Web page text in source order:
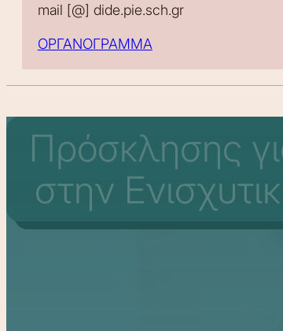
mail [@] dide.pie.sch.gr
ΟΡΓΑΝΟΓΡΑΜΜΑ
Πρόσκλησης
στην